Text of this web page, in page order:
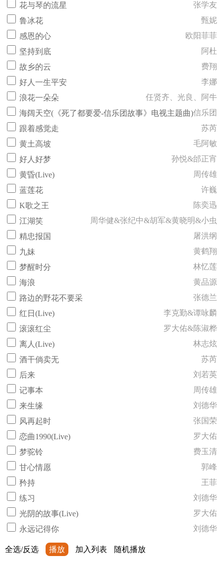
花与琴的流星
张学友
鲁冰花
甄妮
感恩的心
欧阳菲菲
坚持到底
阿杜
故乡的云
费翔
好人一生平安
李娜
浪花一朵朵
任贤齐、光良、阿牛
海阔天空(《死了都要爱-信乐团故事》电视主题曲)信乐团
跟着感觉走
苏芮
黄土高坡
毛阿敏
好人好梦
孙悦&邰正宵
黄昏(Live)
周传雄
蓝莲花
许巍
K歌之王
陈奕迅
江湖笑
周华健&张纪中&胡军&黄晓明&小虫
精忠报国
屠洪纲
九妹
黄鹤翔
梦醒时分
林忆莲
海浪
黄品源
路边的野花不要采
张德兰
红日(Live)
李克勤&谭咏麟
滚滚红尘
罗大佑&陈淑桦
离人(Live)
林志炫
酒干倘卖无
苏芮
后来
刘若英
记事本
周传雄
来生缘
刘德华
风再起时
张国荣
恋曲1990(Live)
罗大佑
梦驼铃
费玉清
甘心情愿
郭峰
矜持
王菲
练习
刘德华
光阴的故事(Live)
罗大佑
永远记得你
刘德华
全选/反选 播放 加入列表 随机播放